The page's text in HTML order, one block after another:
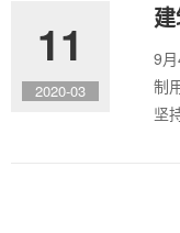
11
2020-03
9
制
坚